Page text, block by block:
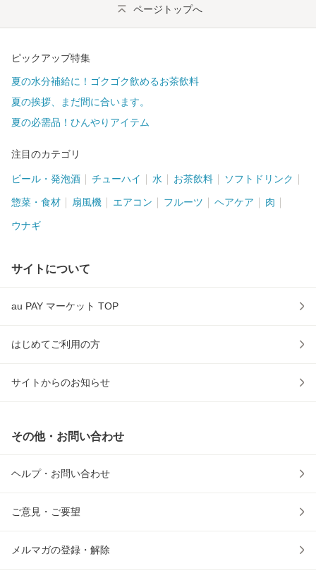
ページトップへ
ピックアップ特集
夏の水分補給に！ゴクゴク飲めるお茶飲料
夏の挨拶、まだ間に合います。
夏の必需品！ひんやりアイテム
注目のカテゴリ
ビール・発泡酒 チューハイ 水 お茶飲料 ソフトドリンク
惣菜・食材 扇風機 エアコン フルーツ ヘアケア 肉
ウナギ
サイトについて
au PAY マーケット TOP
はじめてご利用の方
サイトからのお知らせ
その他・お問い合わせ
ヘルプ・お問い合わせ
ご意見・ご要望
メルマガの登録・解除